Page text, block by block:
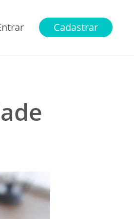
Cadastrar